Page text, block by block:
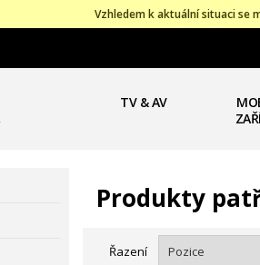
Vzhledem k aktuální situaci se
TV & AV
Produkty
Řazení